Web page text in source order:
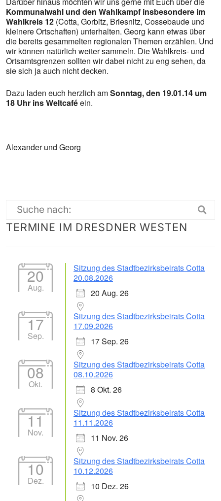
Kommunalwahl und den Wahlkampf insbesondere im
Wahlkreis 12 (Cotta, Gorbitz, Briesnitz, Cossebaude und
kleinere Ortschaften) unterhalten. Georg kann etwas über
die bereits gesammelten regionalen Themen erzählen. Und
wir können natürlich weiter sammeln. Die Wahlkreis- und
Ortsamtsgrenzen sollten wir dabei nicht zu eng sehen, da
sie sich ja auch nicht decken.
Dazu laden euch herzlich amSonntag, den 19.01.14 um
18 Uhr ins Weltcaféein.
Alexander und Georg
Suche
nach:
TERMINE IM DRESDNER WESTEN
20
Aug.
Sitzung des Stadtbezirksbeirats Cotta
20.08.2026
20 Aug. 26
17
Sep.
Sitzung des Stadtbezirksbeirats Cotta
17.09.2026
17 Sep. 26
08
Okt.
Sitzung des Stadtbezirksbeirats Cotta
08.10.2026
8 Okt. 26
11
Nov.
Sitzung des Stadtbezirksbeirats Cotta
11.11.2026
11 Nov. 26
10
Dez.
Sitzung des Stadtbezirksbeirats Cotta
10.12.2026
10 Dez. 26